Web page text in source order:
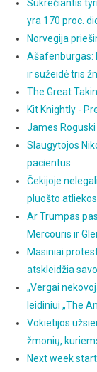
Sukrečiantis
yra 170 proc.
Norvegija
Ašafenburgas:
ir sužeidė tris
The Great
Kit Knightly -
James
Slaugytojos
pacientus
Čekijoje
pluošto
Ar Trumpas
Mercouris ir
Masiniai
atskleidžia
„Vergai
leidiniui „The
Vokietijos
žmonių,
Next week